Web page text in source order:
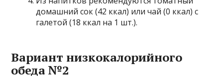
домашний сок (42 ккал) или чай (0 ккал) с
галетой (18 ккал на 1 шт.).
Вариант низкокалорийного
обеда №2